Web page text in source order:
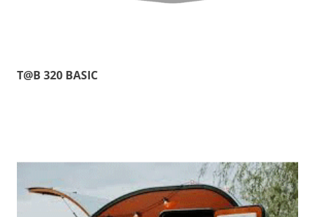
T@B 320 BASIC